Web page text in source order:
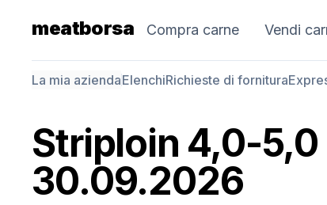
meatborsa Compra carne Vendi
La mia aziendaElenchiRichieste di fornitura
Striploin 4,0-5,0
30.09.2026